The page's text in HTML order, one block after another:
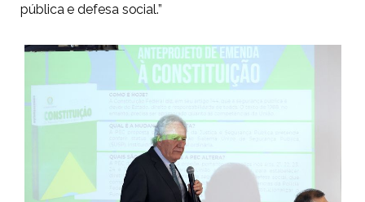
pública e defesa social.”